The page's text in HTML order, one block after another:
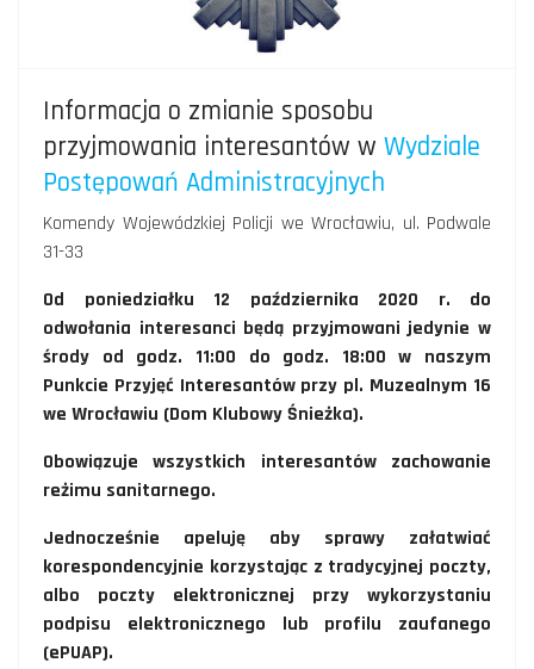
Informacja o zmianie sposobu
przyjmowania interesantów w Wydziale
Postępowań Administracyjnych
Komendy Wojewódzkiej Policji we Wrocławiu, ul. Podwale
31-33
Od poniedziałku 12 października 2020 r. do
odwołania interesanci będą przyjmowani jedynie w
środy od godz. 11:00 do godz. 18:00 w naszym
Punkcie Przyjęć Interesantów przy pl. Muzealnym 16
we Wrocławiu (Dom Klubowy Śnieżka).
Obowiązuje wszystkich interesantów zachowanie
reżimu sanitarnego.
Jednocześnie apeluję aby sprawy załatwiać
korespondencyjnie korzystając z tradycyjnej poczty,
albo poczty elektronicznej przy wykorzystaniu
podpisu elektronicznego lub profilu zaufanego
(ePUAP).